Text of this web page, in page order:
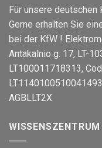
Für unsere deutschen
Gerne erhalten Sie
bei der KfW !
Antakalnio g. 17, LT-
LT100011718313,
AGBLLT2X
WISSENSZENTRUM